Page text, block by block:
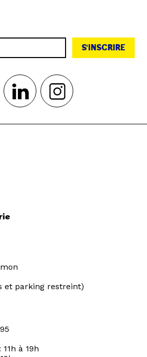
S'INSCRIRE
et parking restreint)
à 19h